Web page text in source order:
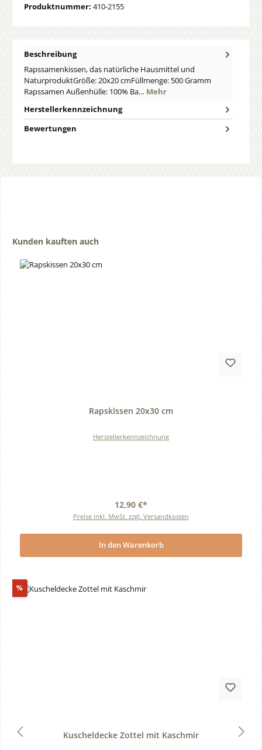
Produktnummer: 410-2155
Beschreibung
Rapssamenkissen, das natürliche Hausmittel und
NaturproduktGröße: 20x20 cmFüllmenge: 500 Gramm
Rapssamen Außenhülle: 100% Ba… Mehr
Herstellerkennzeichnung
Bewertungen
Produktgalerie überspringen
Kunden kauften auch
Rapskissen 20x30 cm
Herstellerkennzeichnung
12,90 €*
Preise inkl. MwSt. zzgl. Versandkosten
In den Warenkorb
%Rabatt
Durchschnittliche Bewertung von 0 von 5 Sternen
Kuscheldecke Zottel mit Kaschmir